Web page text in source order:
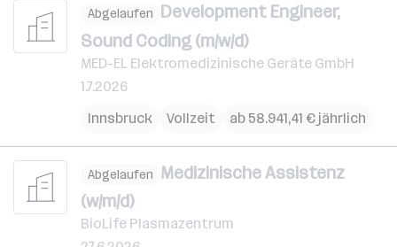
Abgelaufen Development Engineer,
Sound Coding (m/w/d)
MED-EL Elektromedizinische Geräte GmbH
1.7.2026
Innsbruck
Vollzeit ab 58.941,41 € jährlich
Abgelaufen Medizinische Assistenz
(w/m/d)
BioLife Plasmazentrum